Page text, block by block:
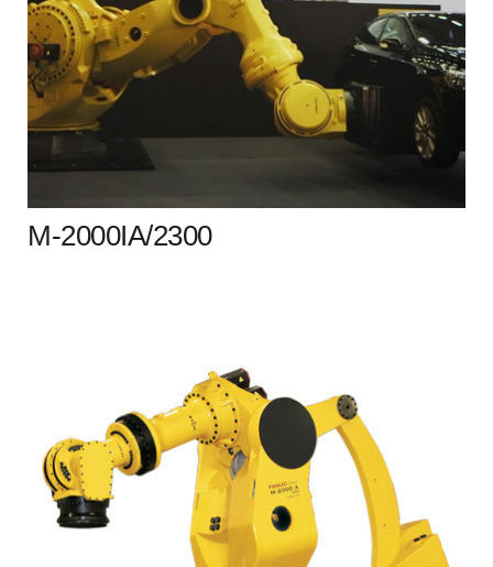
M-2000IA/2300